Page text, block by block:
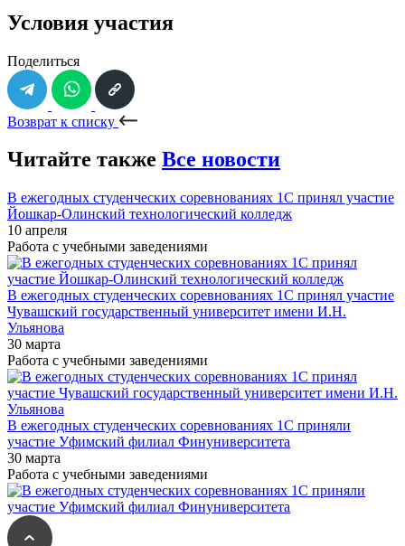
Условия участия
Поделиться
Возврат к списку
Читайте также Все новости
В ежегодных студенческих соревнованиях 1С принял участие
Йошкар-Олинский технологический колледж
10 апреля
Работа с учебными заведениями
В ежегодных студенческих соревнованиях 1С принял участие
Чувашский государственный университет имени И.Н.
Ульянова
30 марта
Работа с учебными заведениями
В ежегодных студенческих соревнованиях 1С приняли
участие Уфимский филиал Финуниверситета
30 марта
Работа с учебными заведениями